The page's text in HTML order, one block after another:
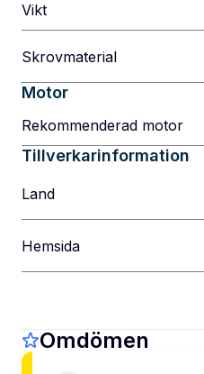
Vikt
Skrovmaterial
Motor
Rekommenderad motor
Tillverkarinformation
Land
Hemsida
Omdömen